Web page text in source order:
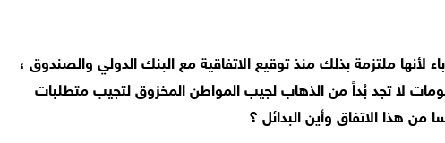
لأنها ملتزمة بذلك منذ توقيع الاتفاقية مع البنك الدولي والصندوق ،
لا تجد بُداً من الذهاب لجيب المواطن المخزوق لتجيب متطلبات
من هذا الاتفاق وأين البدائل ؟